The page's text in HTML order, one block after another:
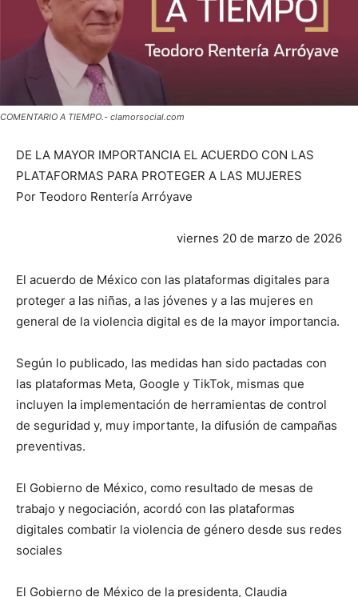
COMENTARIO A TIEMPO.- clamorsocial.com
DE LA MAYOR IMPORTANCIA EL ACUERDO CON LAS
PLATAFORMAS PARA PROTEGER A LAS MUJERES
Por Teodoro Rentería Arróyave
viernes 20 de marzo de 2026
El acuerdo de México con las plataformas digitales para
proteger a las niñas, a las jóvenes y a las mujeres en
general de la violencia digital es de la mayor importancia.
Según lo publicado, las medidas han sido pactadas con
las plataformas Meta, Google y TikTok, mismas que
incluyen la implementación de herramientas de control
de seguridad y, muy importante, la difusión de campañas
preventivas.
El Gobierno de México, como resultado de mesas de
trabajo y negociación, acordó con las plataformas
digitales combatir la violencia de género desde sus redes
sociales
El Gobierno de México de la presidenta, Claudia